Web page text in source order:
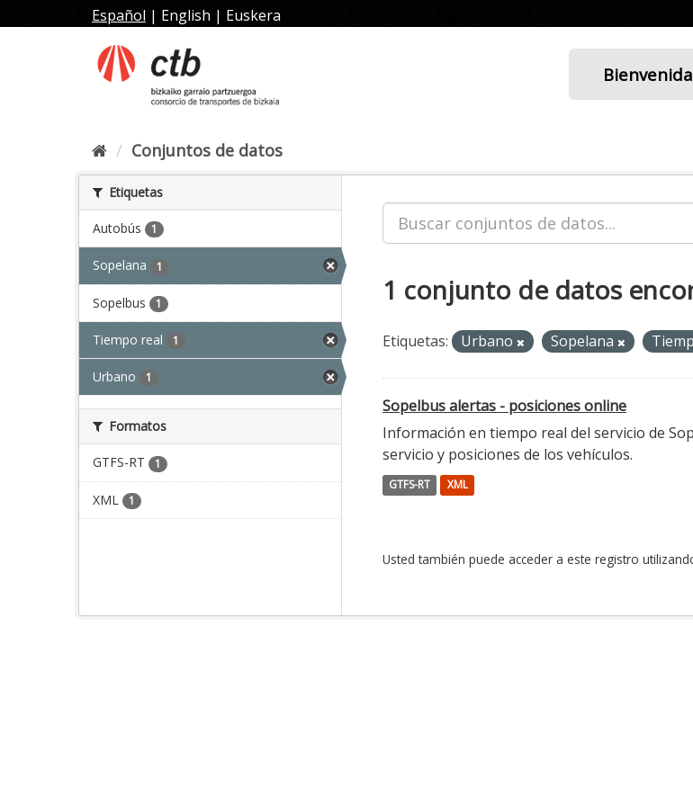
al
Español | English | Euskera
Bienvenida
Conjuntos de datos
Etiquetas
Autobús 1
Sopelana 1
Sopelbus 1
Tiempo real 1
Urbano 1
Formatos
GTFS-RT 1
XML 1
1 conjunto de datos
Etiquetas: Urbano Sopelana
Sopelbus alertas - posiciones online
Información en tiempo real del servicio de
servicio y posiciones de los vehículos.
GTFS-RT XML
Usted también puede acceder a este registro